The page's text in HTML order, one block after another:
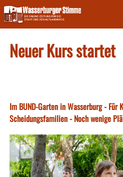
Skip
to
content
Neuer Kurs startet
Im BUND-Garten in Wasserburg - Für
Scheidungsfamilien - Noch wenige